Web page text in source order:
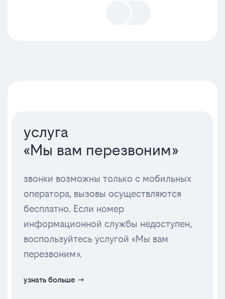
услуга
«Мы вам перезвоним»
звонки возможны только с мобильных
оператора, вызовы осуществляются
бесплатно. Если номер
информационной службы недоступен,
воспользуйтесь услугой «Мы вам
перезвоним».
узнать больше